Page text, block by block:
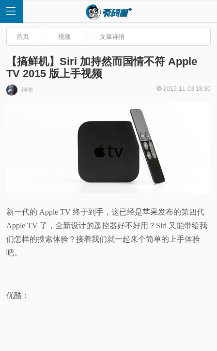
首
测
频
首页 视频 文章详情
【搞鲜机】Siri 加持然而国情不符 Apple
TV 2015 版上手视频
神谕 2015-11-03 18:30
新一代的 Apple TV 终于到手，这已经是苹果发布的第四代
Apple TV 了，全新设计的遥控器好不好用？Siri 又能带给我
们怎样的搜索体验？接着我们就一起来个简单的上手体验
吧。
优酷：